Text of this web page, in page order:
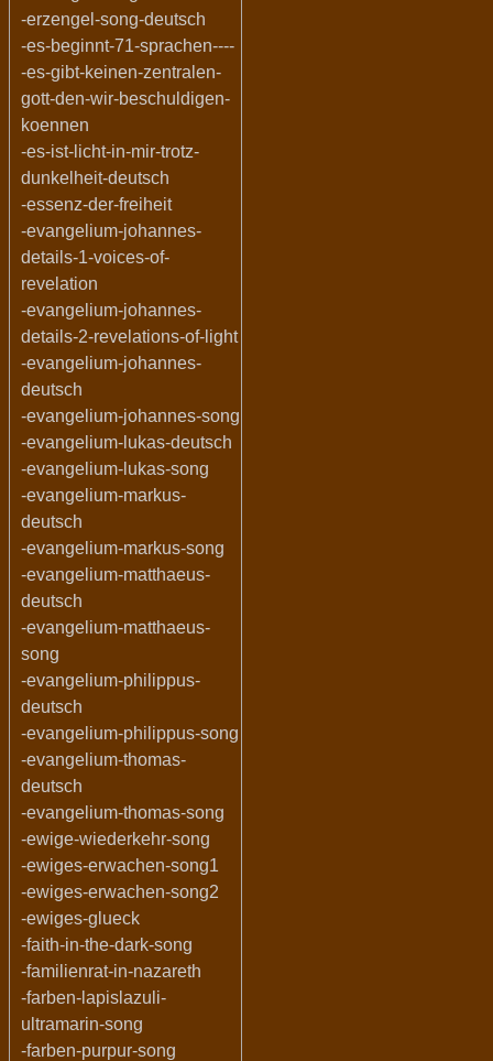
-erzengel-song-deutsch
-es-beginnt-71-sprachen----
-es-gibt-keinen-zentralen-
gott-den-wir-beschuldigen-
koennen
-es-ist-licht-in-mir-trotz-
dunkelheit-deutsch
-essenz-der-freiheit
-evangelium-johannes-
details-1-voices-of-
revelation
-evangelium-johannes-
details-2-revelations-of-light
-evangelium-johannes-
deutsch
-evangelium-johannes-song
-evangelium-lukas-deutsch
-evangelium-lukas-song
-evangelium-markus-
deutsch
-evangelium-markus-song
-evangelium-matthaeus-
deutsch
-evangelium-matthaeus-
song
-evangelium-philippus-
deutsch
-evangelium-philippus-song
-evangelium-thomas-
deutsch
-evangelium-thomas-song
-ewige-wiederkehr-song
-ewiges-erwachen-song1
-ewiges-erwachen-song2
-ewiges-glueck
-faith-in-the-dark-song
-familienrat-in-nazareth
-farben-lapislazuli-
ultramarin-song
-farben-purpur-song